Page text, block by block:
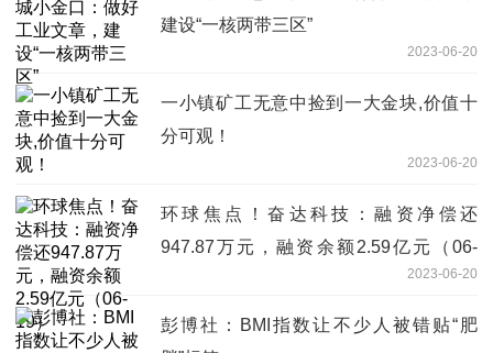
建设“一核两带三区”
2023-06-20
一小镇矿工无意中捡到一大金块,价值十
分可观！
2023-06-20
环球焦点！奋达科技：融资净偿还
947.87万元，融资余额2.59亿元（06-
2023-06-20
彭博社：BMI指数让不少人被错贴“肥